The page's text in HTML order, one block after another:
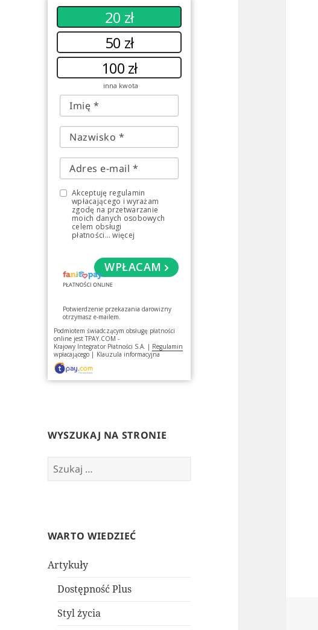
20 zł
50 zł
100 zł
inna kwota
Akceptuję regulamin
wpłacającego i wyrażam
zgodę na przetwarzanie
moich danych osobowych
celem obsługi
płatności... więcej
WPŁACAM
Potwierdzenie przekazania darowizny
otrzymasz e-mailem.
Podmiotem świadczącym obsługę płatności
online jestTPAY.COM -
Krajowy Integrator Płatności S.A. | Regulamin
wpłacającego | Klauzula informacyjna
WYSZUKAJ NA STRONIE
Szukaj:
WARTO WIEDZIEĆ
Artykuły
Dostępność Plus
Styl życia